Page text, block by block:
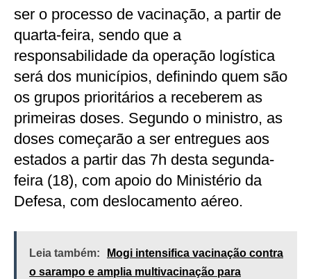
ser o processo de vacinação, a partir de
quarta-feira, sendo que a
responsabilidade da operação logística
será dos municípios, definindo quem são
os grupos prioritários a receberem as
primeiras doses. Segundo o ministro, as
doses começarão a ser entregues aos
estados a partir das 7h desta segunda-
feira (18), com apoio do Ministério da
Defesa, com deslocamento aéreo.
Leia também:
Mogi intensifica vacinação contra
o sarampo e amplia multivacinação para